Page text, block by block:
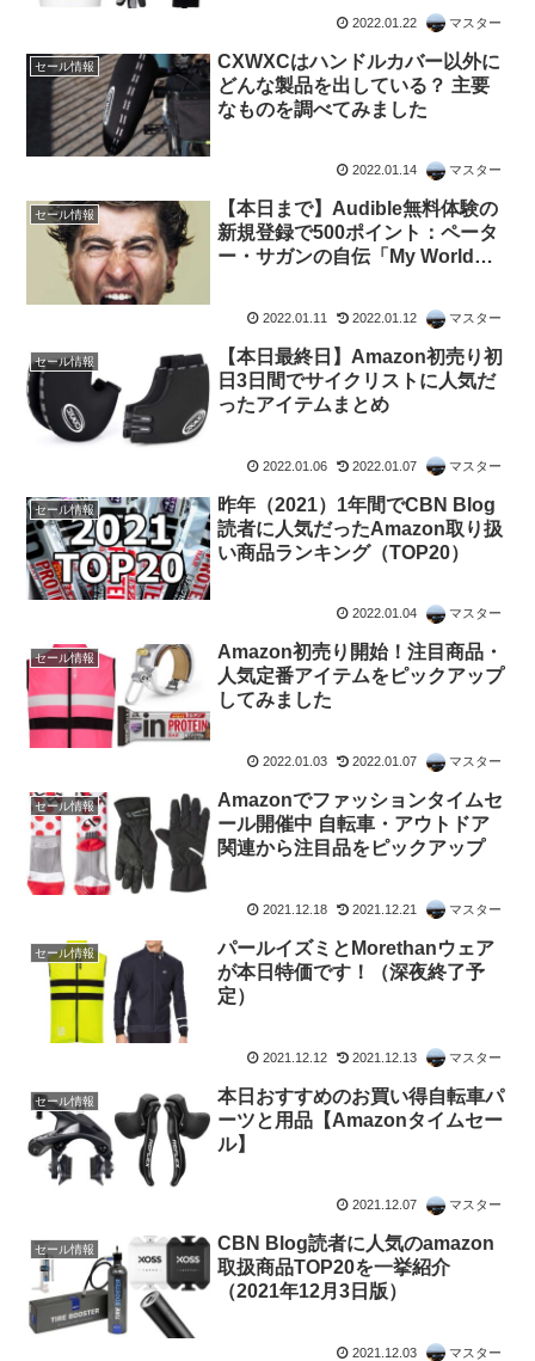
2022.01.22 マスター
セール情報
CXWXCはハンドルカバー以外に
どんな製品を出している？ 主要
なものを調べてみました
2022.01.14 マスター
セール情報
【本日まで】Audible無料体験の
新規登録で500ポイント：ペータ
ー・サガンの自伝「My World」
2022.01.11 2022.01.12 マスター
セール情報
【本日最終日】Amazon初売り初
日3日間でサイクリストに人気だ
ったアイテムまとめ
2022.01.06 2022.01.07 マスター
セール情報
昨年（2021）1年間でCBN Blog
読者に人気だったAmazon取り扱
い商品ランキング（TOP20）
2022.01.04 マスター
セール情報
Amazon初売り開始！注目商品・
人気定番アイテムをピックアップ
してみました
2022.01.03 2022.01.07 マスター
セール情報
Amazonでファッションタイムセ
ール開催中 自転車・アウトドア
関連から注目品をピックアップ
2021.12.18 2021.12.21 マスター
セール情報
パールイズミとMorethanウェア
が本日特価です！（深夜終了予
定）
2021.12.12 2021.12.13 マスター
セール情報
本日おすすめのお買い得自転車パ
ーツと用品【Amazonタイムセー
ル】
2021.12.07 マスター
セール情報
CBN Blog読者に人気のamazon
取扱商品TOP20を一挙紹介
（2021年12月3日版）
2021.12.03 マスター